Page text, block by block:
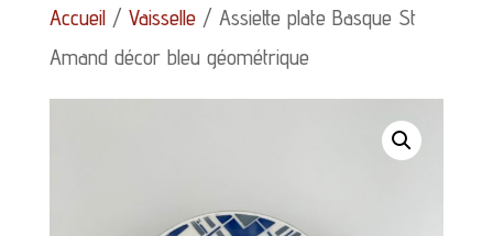
Accueil/ Vaisselle/ Assiette plate Basque St
Amand décor bleu géométrique